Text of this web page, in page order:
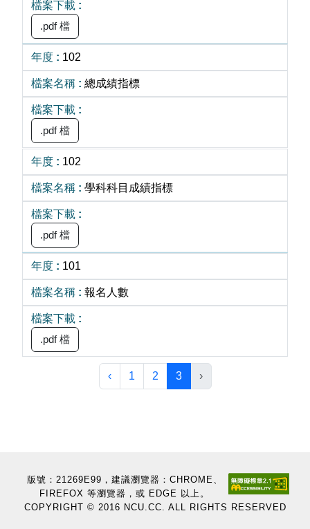
.pdf 檔
102
總成績指標
.pdf 檔
102
學科科目成績指標
.pdf 檔
101
報名人數
.pdf 檔
‹ 1 2 3 ›
版號：21269E99，建議瀏覽器：CHROME、
FIREFOX 等瀏覽器，或 EDGE 以上。
COPYRIGHT © 2016 NCU.CC. ALL RIGHTS RESERVED